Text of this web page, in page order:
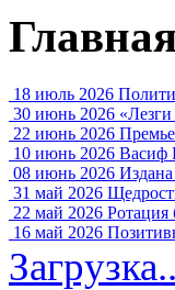
18 июль 2026
30 июнь 2026
22 июнь 2026
10 июнь 2026 Васиф
08 июнь 2026
31 май 2026
22 май 2026 Ротация
16 май 2026